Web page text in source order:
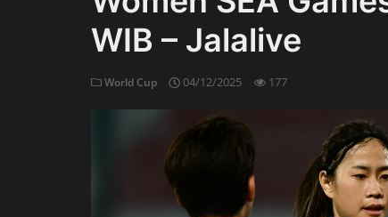
WIB – Jalalive
World Cup 04/12/2025 177